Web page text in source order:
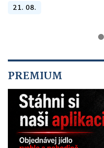
21. 08.
PREMIUM